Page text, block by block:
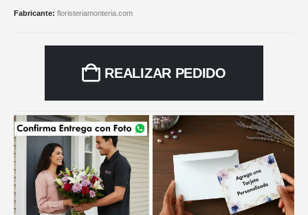
Fabricante: floristeriamonteria.com
REALIZAR PEDIDO